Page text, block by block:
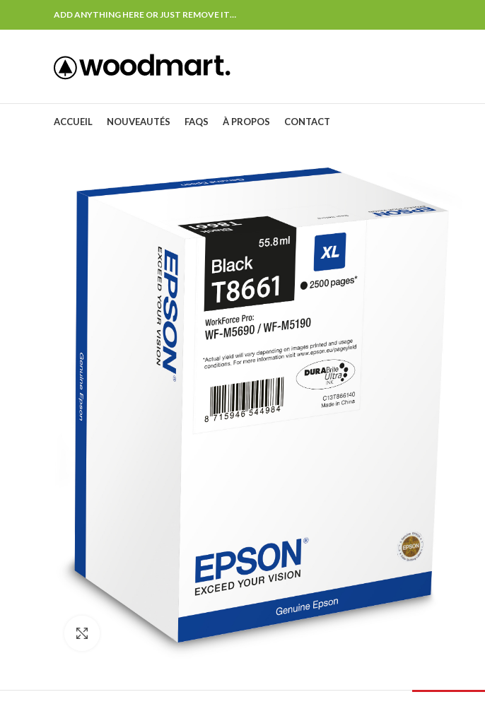
ADD ANYTHING HERE OR JUST REMOVE IT…
ACCUEIL NOUVEAUTÉS FAQS À PROPOS CONTACT